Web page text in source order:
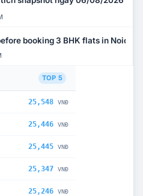
booking 3 BHK flats in Noida?
TOP 5
25,548 VNĐ
25,446 VNĐ
25,445 VNĐ
25,347 VNĐ
25,246 VNĐ